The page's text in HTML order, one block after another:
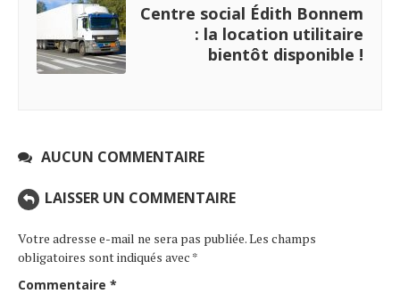
Centre social Édith Bonnem
: la location utilitaire
bientôt disponible !
AUCUN COMMENTAIRE
LAISSER UN COMMENTAIRE
Votre adresse e-mail ne sera pas publiée.Les champs
obligatoires sont indiqués avec *
Commentaire *